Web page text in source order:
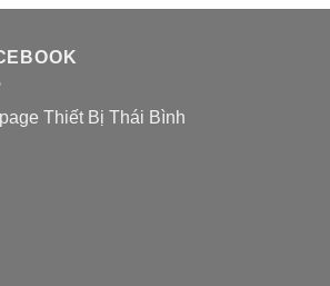
Thiết Bị Thái Bình